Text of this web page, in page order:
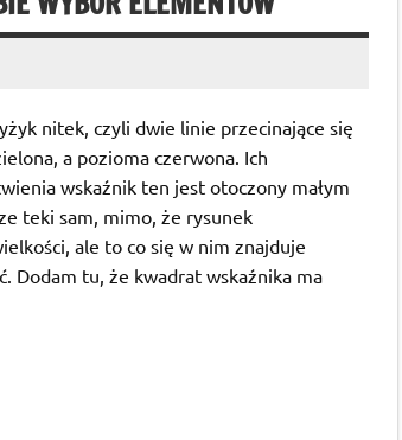
nitek, czyli dwie linie przecinające się
a pozioma czerwona. Ich
wskaźnik ten jest otoczony małym
teki sam, mimo, że rysunek
ale to co się w nim znajduje
Dodam tu, że kwadrat wskaźnika ma